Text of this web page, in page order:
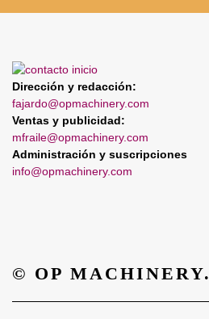
Dirección y redacción:
fajardo@opmachinery.com
Ventas y publicidad:
mfraile@opmachinery.com
Administración y suscripciones
info@opmachinery.com
© OP MACHINERY.